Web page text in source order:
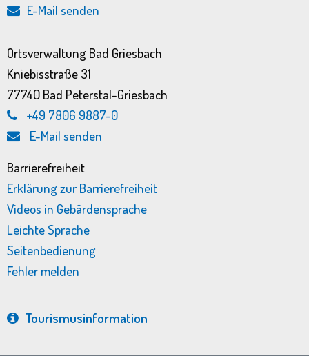
E-Mail senden
Ortsverwaltung Bad Griesbach
Kniebisstraße 31
77740 Bad Peterstal-Griesbach
+49 7806 9887-0
E-Mail senden
Barrierefreiheit
Erklärung zur Barrierefreiheit
Videos in Gebärdensprache
Leichte Sprache
Seitenbedienung
Fehler melden
Tourismus­information